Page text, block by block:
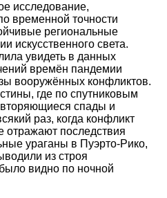
исследование,
временной точности
региональные
искусственного света.
увидеть в данных
времён пандемии
вооружённых конфликтов.
где по спутниковым
спады и
раз, когда конфликт
отражают последствия
ураганы в Пуэрто-Рико,
из строя
видно по ночной